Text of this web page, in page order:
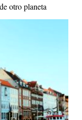
otro planeta